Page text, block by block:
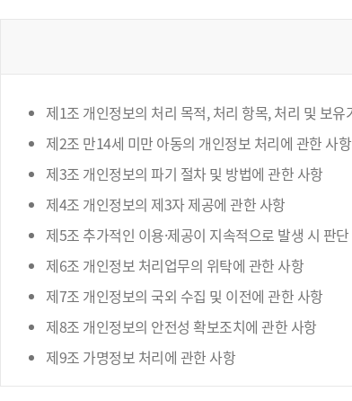
제1조 개인정보의 처리 목적, 처리 항목, 처리 및 보유
제2조 만14세 미만 아동의 개인정보 처리에 관한 사항
제3조 개인정보의 파기 절차 및 방법에 관한 사항
제4조 개인정보의 제3자 제공에 관한 사항
제5조 추가적인 이용·제공이 지속적으로 발생 시 판
제6조 개인정보 처리업무의 위탁에 관한 사항
제7조 개인정보의 국외 수집 및 이전에 관한 사항
제8조 개인정보의 안전성 확보조치에 관한 사항
제9조 가명정보 처리에 관한 사항